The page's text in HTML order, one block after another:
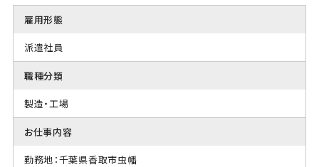
雇用形態
派遣社員
職種分類
製造・工場
お仕事内容
勤務地：千葉県香取市虫幡